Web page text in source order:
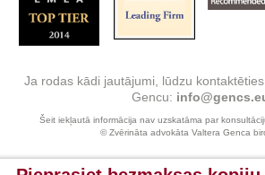
Ja rodas kādi jautājumi, lūdzu
Gencu:
Šeit iekļautā informācija nav uzskatāma par
© Zvērināta advokāta Valtera Genca